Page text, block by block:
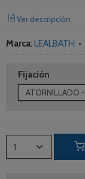
Ver descripción
Marca: LEALBATH •
Fijación